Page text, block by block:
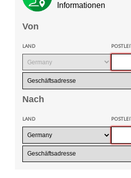
Informationen
Von
LAND
Nach
LAND